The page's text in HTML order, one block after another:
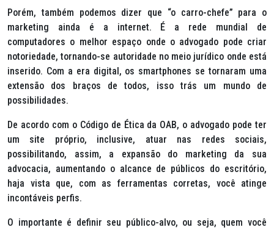
Porém, também podemos dizer que “o carro-chefe” para o
marketing ainda é a internet. É a rede mundial de
computadores o melhor espaço onde o advogado pode criar
notoriedade, tornando-se autoridade no meio jurídico onde está
inserido. Com a era digital, os smartphones se tornaram uma
extensão dos braços de todos, isso trás um mundo de
possibilidades.
De acordo com o Código de Ética da OAB, o advogado pode ter
um site próprio, inclusive, atuar nas redes sociais,
possibilitando, assim, a expansão do marketing da sua
advocacia, aumentando o alcance de públicos do escritório,
haja vista que, com as ferramentas corretas, você atinge
incontáveis perfis.
O importante é definir seu público-alvo, ou seja, quem você